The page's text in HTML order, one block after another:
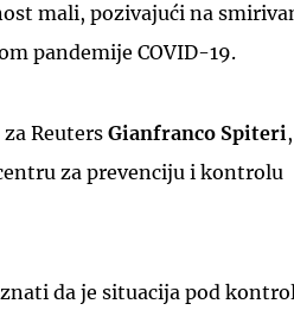
mali, pozivajući na
pandemije COVID-19.
ReutersGianfranco Spiteri,
za prevenciju i kontrolu
da je situacija pod